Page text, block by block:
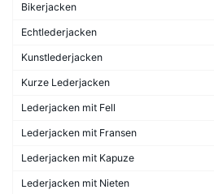
Bikerjacken
Echtlederjacken
Kunstlederjacken
Kurze Lederjacken
Lederjacken mit Fell
Lederjacken mit Fransen
Lederjacken mit Kapuze
Lederjacken mit Nieten